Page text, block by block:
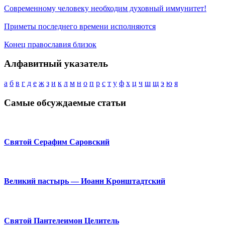
Современному человеку необходим духовный иммунитет!
Приметы последнего времени исполняются
Конец православия близок
Алфавитный указатель
а б в г д е ж з и к л м н о п р с т у ф х ц ч ш щ э ю я
Самые обсуждаемые статьи
Святой Серафим Саровский
Великий пастырь — Иоанн Кронштадтский
Святой Пантелеимон Целитель